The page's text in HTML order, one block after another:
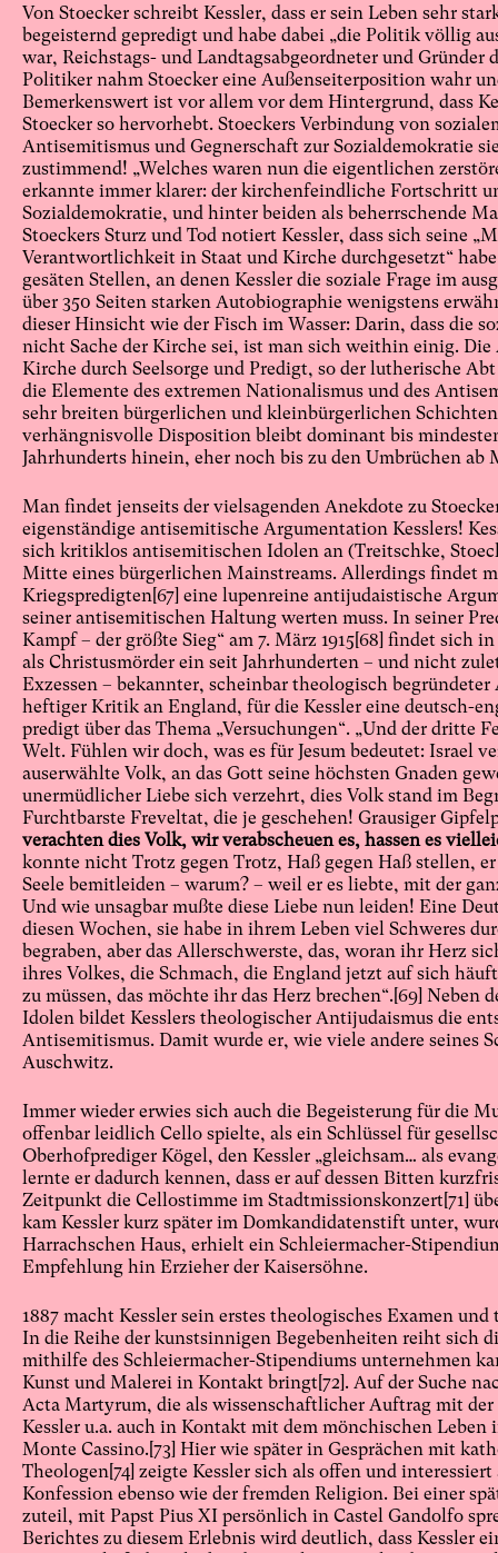
Von Stoecker schreibt Kessler, dass er sein Leben sehr
begeisternd gepredigt und habe dabei „die Politik völlig
war, Reichstags- und Landtagsabgeordneter und
Politiker nahm Stoecker eine Außenseiterposition wahr
Bemerkenswert ist vor allem vor dem Hintergrund, dass
Stoecker so hervorhebt. Stoeckers Verbindung von
Antisemitismus und Gegnerschaft zur Sozialdemokratie
zustimmend! „Welches waren nun die eigentlichen
erkannte immer klarer: der kirchenfeindliche Fortschritt
Sozialdemokratie, und hinter beiden als beherrschende
Stoeckers Sturz und Tod notiert Kessler, dass sich seine
Verantwortlichkeit in Staat und Kirche durchgesetzt“ habe
gesäten Stellen, an denen Kessler die soziale Frage im
über 350 Seiten starken Autobiographie wenigstens
dieser Hinsicht wie der Fisch im Wasser: Darin, dass die
nicht Sache der Kirche sei, ist man sich weithin einig. Die
Kirche durch Seelsorge und Predigt, so der lutherische
die Elemente des extremen Nationalismus und des
sehr breiten bürgerlichen und kleinbürgerlichen
verhängnisvolle Disposition bleibt dominant bis
Jahrhunderts hinein, eher noch bis zu den Umbrüchen ab
Man findet jenseits der vielsagenden Anekdote zu
eigenständige antisemitische Argumentation Kesslers!
sich kritiklos antisemitischen Idolen an (Treitschke,
Mitte eines bürgerlichen Mainstreams. Allerdings findet
Kriegspredigten[67] eine lupenreine antijudaistische
seiner antisemitischen Haltung werten muss. In seiner
Kampf – der größte Sieg“ am 7. März 1915[68] findet sich in
als Christusmörder ein seit Jahrhunderten – und nicht
Exzessen – bekannter, scheinbar theologisch
heftiger Kritik an England, für die Kessler eine deutsch-
predigt über das Thema „Versuchungen“. „Und der dritte
Welt. Fühlen wir doch, was es für Jesum bedeutet: Israel
auserwählte Volk, an das Gott seine höchsten Gnaden
unermüdlicher Liebe sich verzehrt, dies Volk stand im
Furchtbarste Freveltat, die je geschehen! Grausiger
verachten dies Volk, wir verabscheuen es, hassen es
konnte nicht Trotz gegen Trotz, Haß gegen Haß stellen,
Seele bemitleiden – warum? – weil er es liebte, mit der
Und wie unsagbar mußte diese Liebe nun leiden! Eine
diesen Wochen, sie habe in ihrem Leben viel Schweres
begraben, aber das Allerschwerste, das, woran ihr Herz
ihres Volkes, die Schmach, die England jetzt auf sich
zu müssen, das möchte ihr das Herz brechen“.[69] Neben
Idolen bildet Kesslers theologischer Antijudaismus die
Antisemitismus. Damit wurde er, wie viele andere seines
Auschwitz.
Immer wieder erwies sich auch die Begeisterung für die
offenbar leidlich Cello spielte, als ein Schlüssel für
Oberhofprediger Kögel, den Kessler „gleichsam… als
lernte er dadurch kennen, dass er auf dessen Bitten
Zeitpunkt die Cellostimme im Stadtmissionskonzert[71]
kam Kessler kurz später im Domkandidatenstift unter,
Harrachschen Haus, erhielt ein Schleiermacher-
Empfehlung hin Erzieher der Kaisersöhne.
1887 macht Kessler sein erstes theologisches Examen
In die Reihe der kunstsinnigen Begebenheiten reiht sich
mithilfe des Schleiermacher-Stipendiums unternehmen
Kunst und Malerei in Kontakt bringt[72]. Auf der Suche
Acta Martyrum, die als wissenschaftlicher Auftrag mit
Kessler u.a. auch in Kontakt mit dem mönchischen
Monte Cassino.[73] Hier wie später in Gesprächen mit
Theologen[74] zeigte Kessler sich als offen und
Konfession ebenso wie der fremden Religion. Bei einer
zuteil, mit Papst Pius XI persönlich in Castel Gandolfo
Berichtes zu diesem Erlebnis wird deutlich, dass Kessler